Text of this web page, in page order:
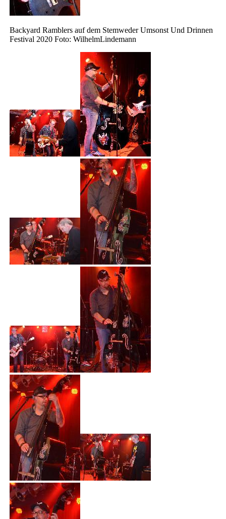
Backyard Ramblers auf dem Stemweder Umsonst Und Drinnen
Festival 2020 Foto: WilhelmLindemann